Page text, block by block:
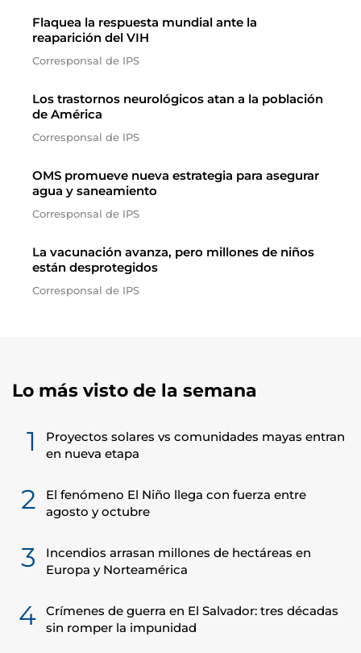
Flaquea la respuesta mundial ante la
reaparición del VIH
Corresponsal de IPS
Los trastornos neurológicos atan a la población
de América
Corresponsal de IPS
OMS promueve nueva estrategia para asegurar
agua y saneamiento
Corresponsal de IPS
La vacunación avanza, pero millones de niños
están desprotegidos
Corresponsal de IPS
Lo más visto de la semana
1
Proyectos solares vs comunidades mayas entran
en nueva etapa
2
El fenómeno El Niño llega con fuerza entre
agosto y octubre
3
Incendios arrasan millones de hectáreas en
Europa y Norteamérica
4
Crímenes de guerra en El Salvador: tres décadas
sin romper la impunidad